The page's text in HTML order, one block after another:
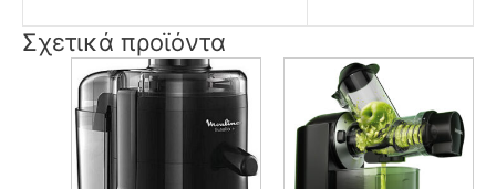
Σχετικά προϊόντα